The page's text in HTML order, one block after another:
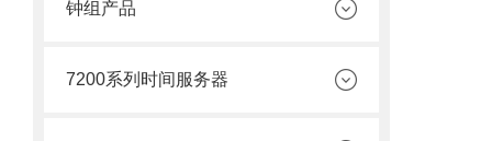
钟组产品
7200系列时间服务器